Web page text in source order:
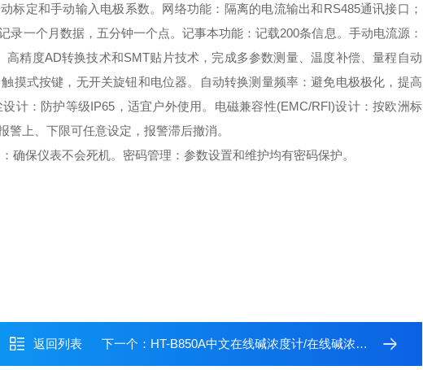
标定和手动输入电极系数。 网络功能：隔离的电流输出和RS485通讯接口；
录一个月数据，五分钟一个点。记事本功能：记载200条信息。 手动电流源：
高精度AD转换技术和SMT贴片技术，完成多参数测量、温度补偿、量程自动
摸式按键，无开关旋钮和电位器。
自动转换测量频率：避免电极极化，提高
设计：防护等级IP65 ，适宜户外使用。 电磁兼容性(EMC/RFI)设计：按欧洲标
警上、下限可任意设定，报警滞后撤消。
确保仪表不会死机。 密码管理：参数设置和维护均有密码保护。
返回列表 下一个： HT-B850A中文在线碱浓度计/在线碱浓度监测仪